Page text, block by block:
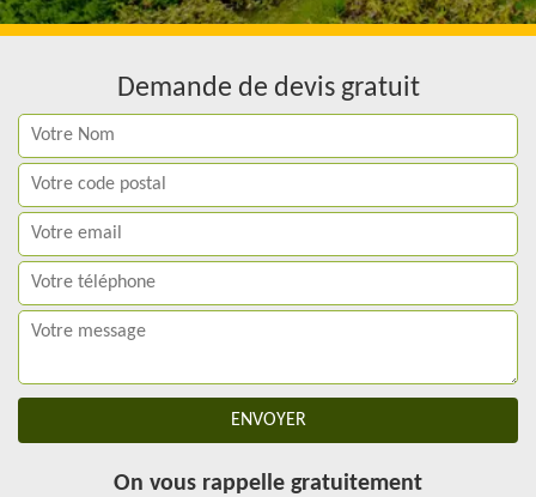
Demande de devis gratuit
On vous rappelle gratuitement